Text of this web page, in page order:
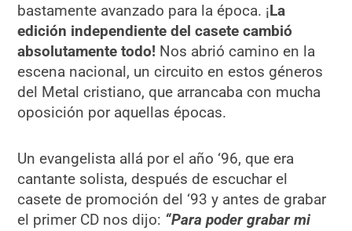
bastamente avanzado para la época. ¡La
edición independiente del casete cambió
absolutamente todo! Nos abrió camino en la
escena nacional, un circuito en estos géneros
del Metal cristiano, que arrancaba con mucha
oposición por aquellas épocas.
Un evangelista allá por el año ‘96, que era
cantante solista, después de escuchar el
casete de promoción del ‘93 y antes de grabar
el primer CD nos dijo: “Para poder grabar mi